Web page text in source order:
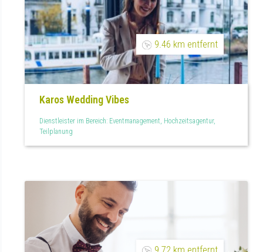
9.46 km entfernt
Karos Wedding Vibes
Dienstleister im Bereich: Eventmanagement, Hochzeitsagentur,
Teilplanung
9.72 km entfernt